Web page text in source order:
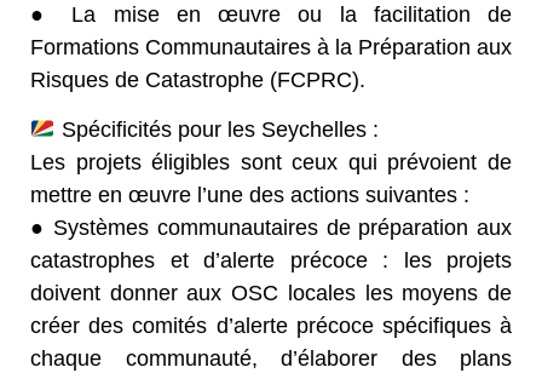
● La mise en œuvre ou la facilitation de
Formations Communautaires à la Préparation aux
Risques de Catastrophe (FCPRC).
Spécificités pour les Seychelles :
Les projets éligibles sont ceux qui prévoient de
mettre en œuvre l’une des actions suivantes :
● Systèmes communautaires de préparation aux
catastrophes et d’alerte précoce : les projets
doivent donner aux OSC locales les moyens de
créer des comités d’alerte précoce spécifiques à
chaque communauté, d’élaborer des plans